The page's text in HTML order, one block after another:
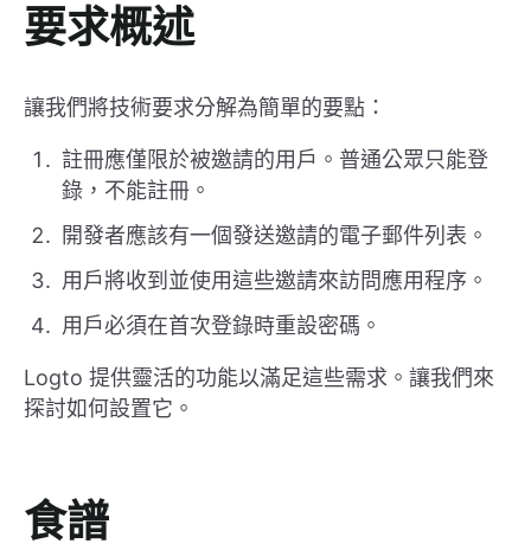
要求概述
讓我們將技術要求分解為簡單的要點：
註冊應僅限於被邀請的用戶。普通公眾只能登
錄，不能註冊。
開發者應該有一個發送邀請的電子郵件列表。
用戶將收到並使用這些邀請來訪問應用程序。
用戶必須在首次登錄時重設密碼。
Logto 提供靈活的功能以滿足這些需求。讓我們來
探討如何設置它。
食譜